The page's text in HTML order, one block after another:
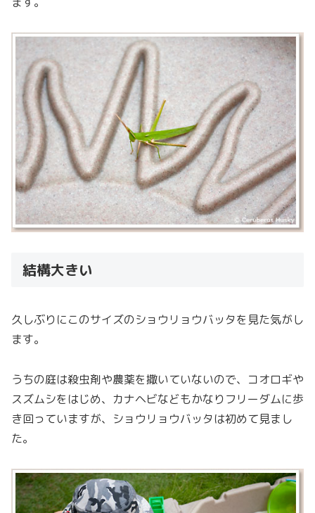
結構大きい
久しぶりにこのサイズのショウリョウバッタを見た気がし
ます。
うちの庭は殺虫剤や農薬を撒いていないので、コオロギや
スズムシをはじめ、カナヘビなどもかなりフリーダムに歩
き回っていますが、ショウリョウバッタは初めて見まし
た。